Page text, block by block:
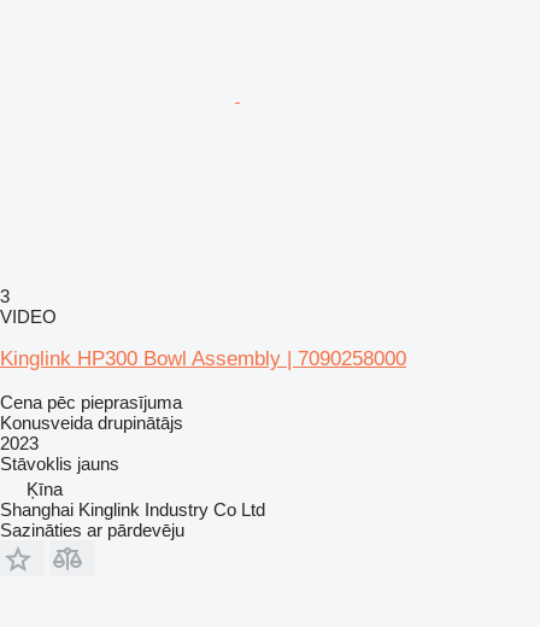
3
VIDEO
Kinglink HP300 Bowl Assembly | 7090258000
Cena pēc pieprasījuma
Konusveida drupinātājs
2023
Stāvoklis jauns
Ķīna
Shanghai Kinglink Industry Co Ltd
Sazināties ar pārdevēju